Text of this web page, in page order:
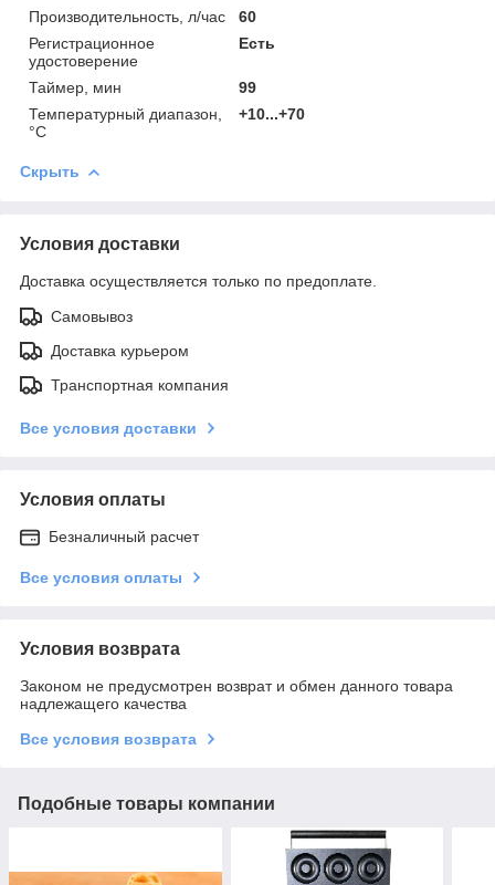
Производительность, л/час
60
Регистрационное
удостоверение
Есть
Таймер, мин
99
Температурный диапазон,
°C
+10...+70
Скрыть
Условия доставки
Доставка осуществляется только по предоплате.
Самовывоз
Доставка курьером
Транспортная компания
Все условия доставки
Условия оплаты
Безналичный расчет
Все условия оплаты
Условия возврата
Законом не предусмотрен возврат и обмен данного товара
надлежащего качества
Все условия возврата
Подобные товары компании